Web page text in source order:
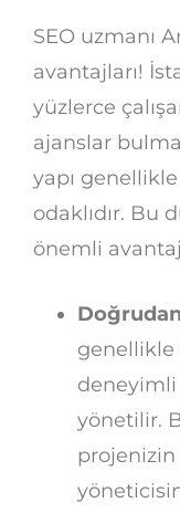
SEO uzmanı
avantajları!
yüzlerce
ajanslar
yapı
odaklıdır. Bu
önemli
genellikle
deneyimli
yönetilir.